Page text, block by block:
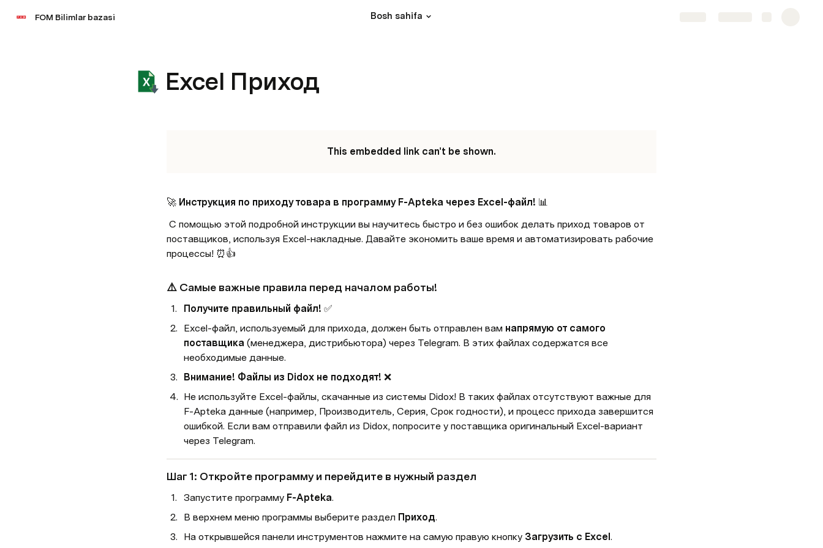
FOM Bilimlar bazasi Bosh sahifa
Excel Приход
This embedded link can't be shown.
🚀 Инструкция по приходу товара в программу F-Apteka через Excel-файл! 📊
поставщиков, используя Excel-накладные. Давайте экономить ваше время и автоматизировать рабочие
процессы! ⏰👍
⚠️ Самые важные правила перед началом работы!
Получите правильный файл! ✅
Excel-файл, используемый для прихода, должен быть отправлен вам напрямую от самого
поставщика (менеджера, дистрибьютора) через Telegram. В этих файлах содержатся все
необходимые данные.
Внимание! Файлы из Didox не подходят! ❌
Не используйте Excel-файлы, скачанные из системы Didox! В таких файлах отсутствуют важные для
F-Apteka данные (например, Производитель, Серия, Срок годности), и процесс прихода завершится
ошибкой. Если вам отправили файл из Didox, попросите у поставщика оригинальный Excel-вариант
через Telegram.
Шаг 1: Откройте программу и перейдите в нужный раздел
Запустите программу F-Apteka.
В верхнем меню программы выберите раздел Приход.
На открывшейся панели инструментов нажмите на самую правую кнопку Загрузить с Excel.